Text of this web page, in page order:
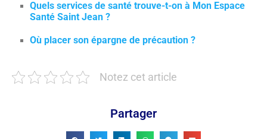
Quels services de santé trouve-t-on à Mon Espace
Santé Saint Jean ?
Où placer son épargne de précaution ?
Notez cet article
Partager